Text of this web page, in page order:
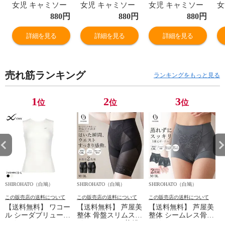
女児 キャミソー
ル 2枚組 ガール
ズ やわらか綿
100％ 子供肌着
女の子 女児
880円
詳細を見る
女児 キャミソー
ル 2枚組 ガール
ズ やわらか綿
100％ 子供肌着
女の子 女児
880円
詳細を見る
女児 キャミソー
ル 2枚組 ガール
ズ やわらか綿
100％ 子供肌着
女の子 女児
880円
詳細を見る
売れ筋ランキング ランキングをもっと見る
1位
SHIROHATO（白鳩）
この販売店の送料について
【送料無料】 ワコー
ル シーダブリューエ
2位
SHIROHATO（白鳩）
この販売店の送料について
【送料無料】 芦屋美
整体 骨盤スリムスタ
3位
SHIROHATO（白鳩）
この販売店の送料について
【送料無料】 芦屋美
整体 シームレス骨盤